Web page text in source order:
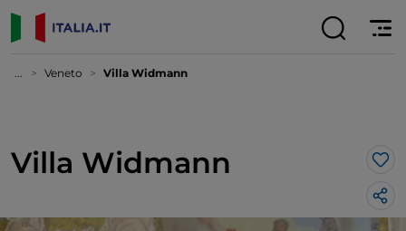
... Veneto Villa Widmann
Villa Widmann